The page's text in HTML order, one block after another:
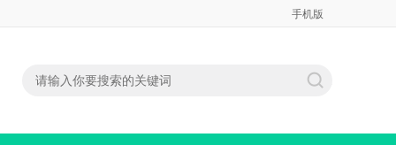
手机版